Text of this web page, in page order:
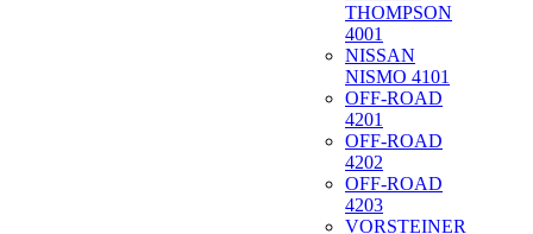
THOMPSON
4001
NISSAN
NISMO 4101
OFF-ROAD
4201
OFF-ROAD
4202
OFF-ROAD
4203
VORSTEINER